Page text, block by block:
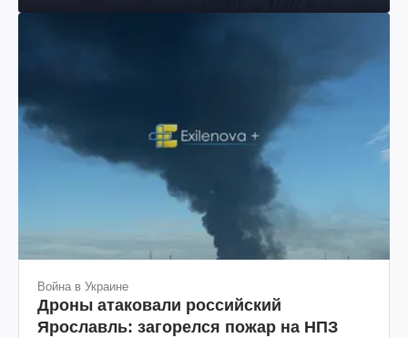
Война в Украине
Дроны атаковали российский
Ярославль: загорелся пожар на НПЗ